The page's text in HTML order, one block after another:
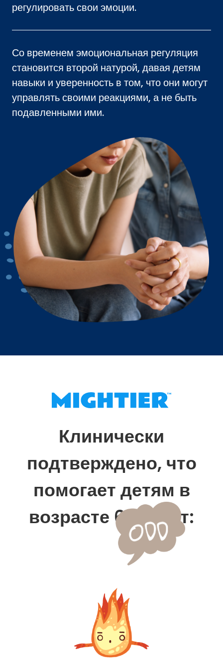
регулировать свои эмоции.
Со временем эмоциональная регуляция
становится второй натурой, давая детям
навыки и уверенность в том, что они могут
управлять своими реакциями, а не быть
подавленными ими.
Клинически
подтверждено, что
помогает детям в
возрасте 6-14 лет: